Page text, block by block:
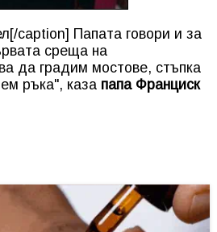
caption] Папата говори и за
среща на
да градим мостове, стъпка
ръка", каза папа Франциск